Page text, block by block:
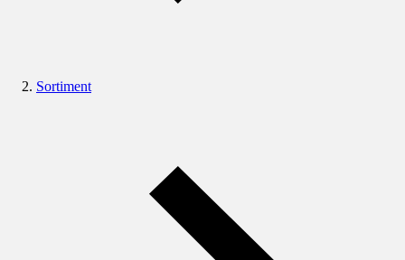
Sortiment